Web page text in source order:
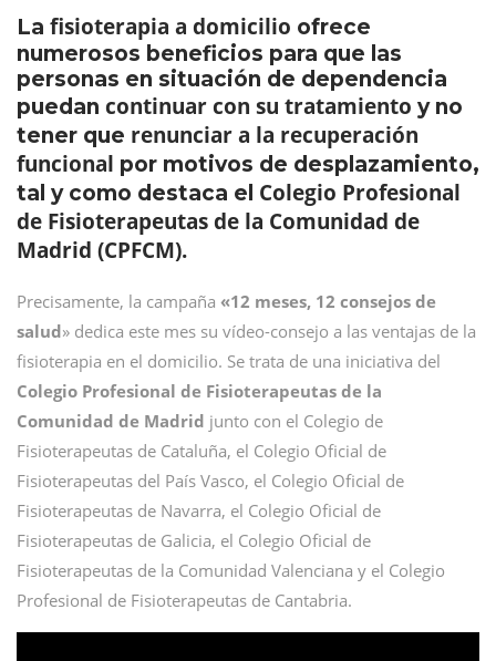
La fisioterapia a domicilio ofrece
numerosos beneficios para que las
personas en situación de dependencia
puedan continuar con su tratamiento y no
tener que renunciar a la recuperación
funcional por motivos de desplazamiento,
tal y como destaca el Colegio Profesional
de Fisioterapeutas de la Comunidad de
Madrid (CPFCM).
Precisamente, la campaña «12 meses, 12 consejos de
salud» dedica este mes su vídeo-consejo a las ventajas de la
fisioterapia en el domicilio. Se trata de una iniciativa del
Colegio Profesional de Fisioterapeutas de la
Comunidad de Madrid junto con el Colegio de
Fisioterapeutas de Cataluña, el Colegio Oficial de
Fisioterapeutas del País Vasco, el Colegio Oficial de
Fisioterapeutas de Navarra, el Colegio Oficial de
Fisioterapeutas de Galicia, el Colegio Oficial de
Fisioterapeutas de la Comunidad Valenciana y el Colegio
Profesional de Fisioterapeutas de Cantabria.